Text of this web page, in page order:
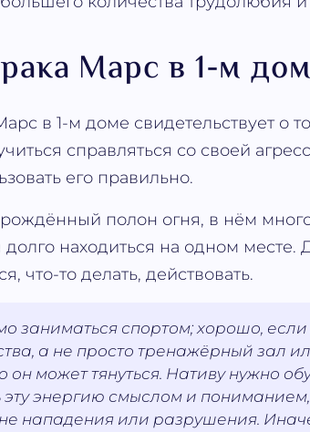
Марс в 1-м
в 1-м доме свидетельствует о
справляться со своей
его правильно.
полон огня, в нём
долго находиться на одном месте.
что-то делать, действовать.
заниматься спортом; хорошо, если
а не просто тренажёрный зал
он может тянуться. Нативу нужно
эту энергию смыслом и
нападения или разрушения.